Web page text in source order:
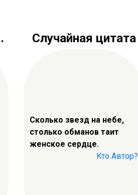
Случайная цитата
Сколько звезд на небе,
столько обманов таит
женское сердце.
Кто Автор?